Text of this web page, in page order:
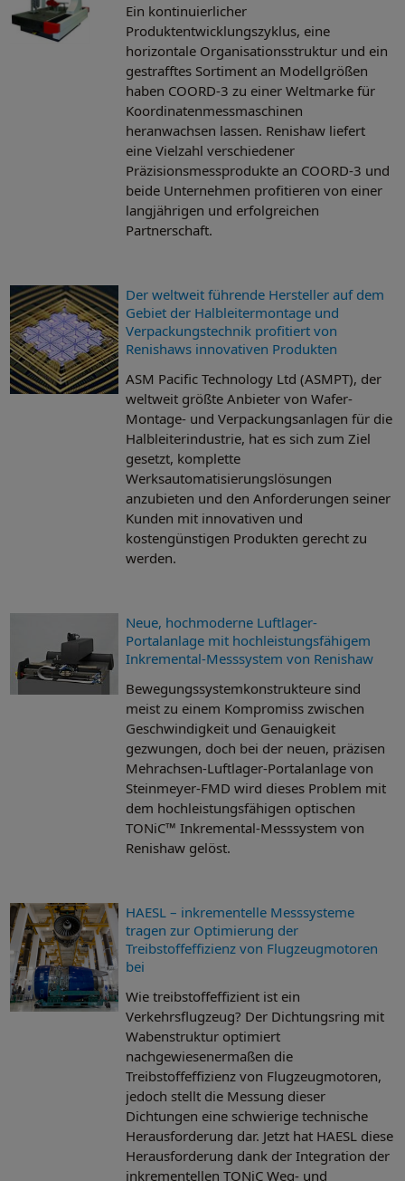
Ein kontinuierlicher
Produktentwicklungszyklus, eine
horizontale Organisationsstruktur und ein
gestrafftes Sortiment an Modellgrößen
haben COORD-3 zu einer Weltmarke für
Koordinatenmessmaschinen
heranwachsen lassen. Renishaw liefert
eine Vielzahl verschiedener
Präzisionsmessprodukte an COORD-3 und
beide Unternehmen profitieren von einer
langjährigen und erfolgreichen
Partnerschaft.
Der weltweit führende Hersteller auf dem
Gebiet der Halbleitermontage und
Verpackungstechnik profitiert von
Renishaws innovativen Produkten
ASM Pacific Technology Ltd (ASMPT), der
weltweit größte Anbieter von Wafer-
Montage- und Verpackungsanlagen für die
Halbleiterindustrie, hat es sich zum Ziel
gesetzt, komplette
Werksautomatisierungslösungen
anzubieten und den Anforderungen seiner
Kunden mit innovativen und
kostengünstigen Produkten gerecht zu
werden.
Neue, hochmoderne Luftlager-
Portalanlage mit hochleistungsfähigem
Inkremental-Messsystem von Renishaw
Bewegungssystemkonstrukteure sind
meist zu einem Kompromiss zwischen
Geschwindigkeit und Genauigkeit
gezwungen, doch bei der neuen, präzisen
Mehrachsen-Luftlager-Portalanlage von
Steinmeyer-FMD wird dieses Problem mit
dem hochleistungsfähigen optischen
TONiC™ Inkremental-Messsystem von
Renishaw gelöst.
HAESL – inkrementelle Messsysteme
tragen zur Optimierung der
Treibstoffeffizienz von Flugzeugmotoren
bei
Wie treibstoffeffizient ist ein
Verkehrsflugzeug? Der Dichtungsring mit
Wabenstruktur optimiert
nachgewiesenermaßen die
Treibstoffeffizienz von Flugzeugmotoren,
jedoch stellt die Messung dieser
Dichtungen eine schwierige technische
Herausforderung dar. Jetzt hat HAESL diese
Herausforderung dank der Integration der
inkrementellen TONiC Weg- und